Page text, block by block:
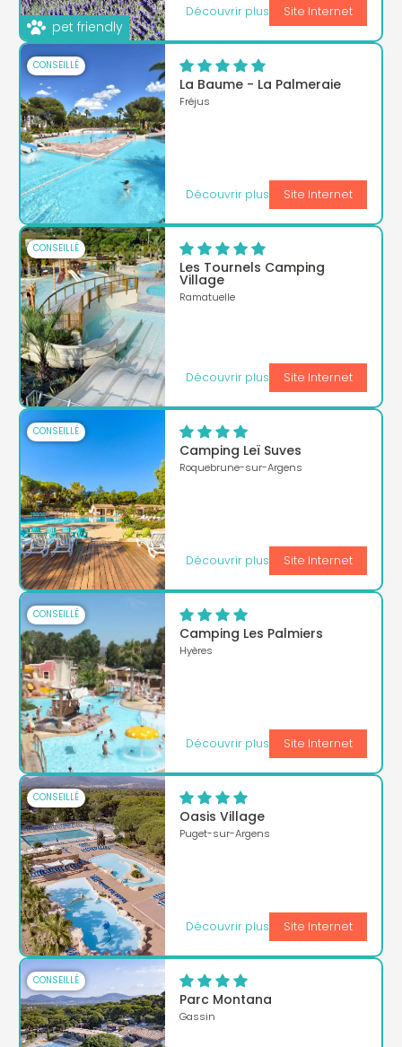
pet friendly
Découvrir plus Site Internet
CONSEILLÉ
La Baume - La Palmeraie
Fréjus
Découvrir plus Site Internet
CONSEILLÉ
Les Tournels Camping
Village
Ramatuelle
Découvrir plus Site Internet
CONSEILLÉ
Camping Leï Suves
Roquebrune-sur-Argens
Découvrir plus Site Internet
CONSEILLÉ
Camping Les Palmiers
Hyères
Découvrir plus Site Internet
CONSEILLÉ
Oasis Village
Puget-sur-Argens
Découvrir plus Site Internet
CONSEILLÉ
Parc Montana
Gassin